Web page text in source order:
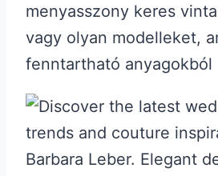
menyasszony keres
vagy olyan modelleket,
fenntartható anyagokból